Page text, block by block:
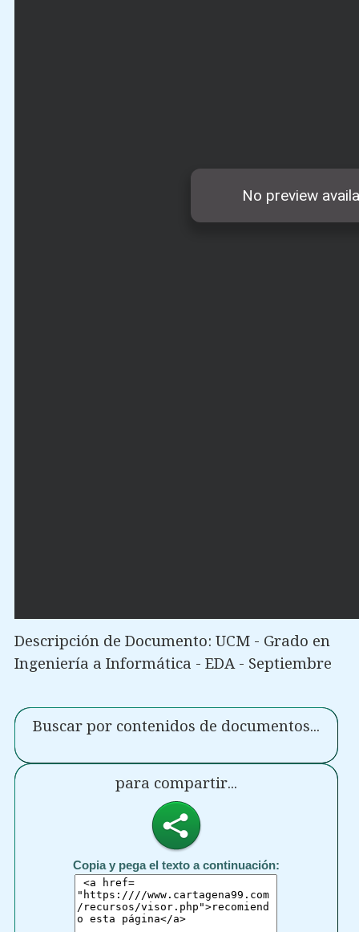
Descripción de Documento: UCM - Grado en
Ingeniería a Informática - EDA - Septiembre
Buscar por contenidos de documentos...
para compartir...
Copia y pega el texto a continuación: